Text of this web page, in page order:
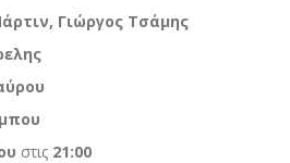
Γιώργος Τσάμης
στις 21:00